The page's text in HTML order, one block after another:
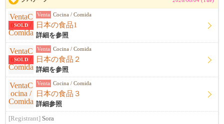
SOLD
Venta Cocina / Comida
日本の食品1
詳細を参照
SOLD
Venta Cocina / Comida
日本の食品２
詳細を参照
Venta Cocina / Comida
日本の食品３
詳細参照
[Registrant] Sora